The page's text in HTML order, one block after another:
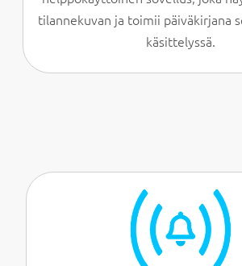
tilannekuvan ja toimii päiväkirjana
käsittelyssä.